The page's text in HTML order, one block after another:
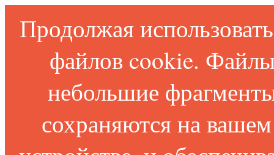
Продолжая
файлов cookie.
небольшие
сохраняются на